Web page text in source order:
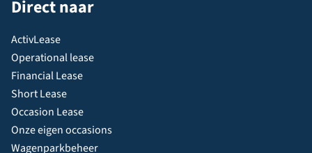
Direct naar
ActivLease
Operational lease
Financial Lease
Short Lease
Occasion Lease
Onze eigen occasions
Wagenparkbeheer